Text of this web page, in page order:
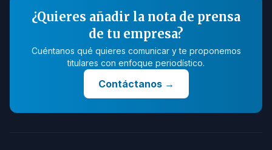
¿Quieres añadir la nota de prensa
de tu empresa?
Cuéntanos qué quieres comunicar y te proponemos
titulares con enfoque periodístico.
Contáctanos→